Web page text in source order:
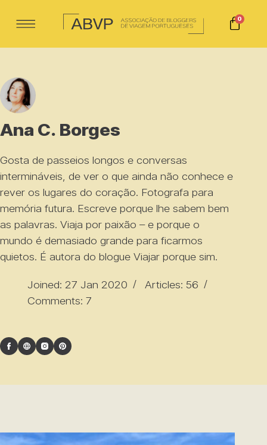
0
Ana C. Borges
Gosta de passeios longos e conversas
intermináveis, de ver o que ainda não conhece e
rever os lugares do coração. Fotografa para
memória futura. Escreve porque lhe sabem bem
as palavras. Viaja por paixão – e porque o
mundo é demasiado grande para ficarmos
quietos. É autora do blogue Viajar porque sim.
Joined: 27 Jan 2020
Articles: 56
Comments: 7